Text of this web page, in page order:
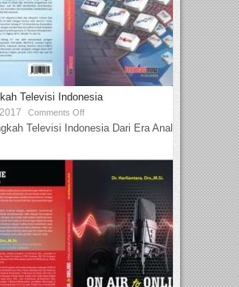
Televisi Indonesia
Comments Off
Televisi Indonesia Dari Era Analog